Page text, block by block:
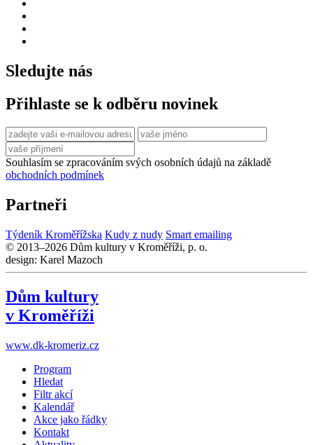
Sledujte nás
Přihlaste se k odběru novinek
Souhlasím se zpracováním svých osobních údajů na základě
obchodních podmínek
Partneři
Týdeník Kroměřížska Kudy z nudy Smart emailing
© 2013–2026 Dům kultury v Kroměříži, p. o.
design: Karel Mazoch
Dům kultury
v Kroměříži
www.dk-kromeriz.cz
Program
Hledat
Filtr akcí
Kalendář
Akce jako řádky
Kontakt